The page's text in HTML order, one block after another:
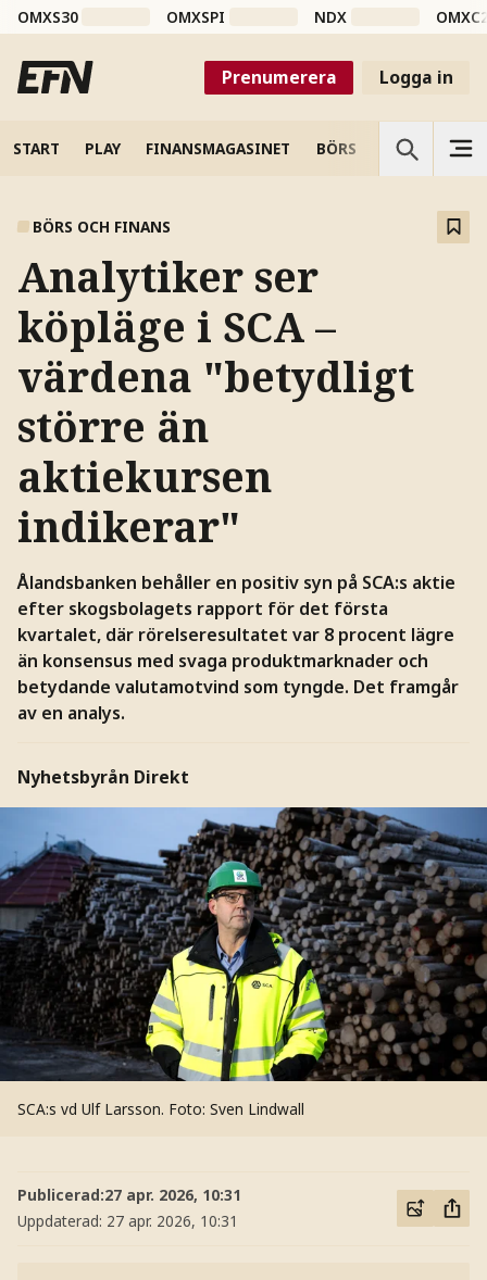
OMXS30 OMXSPI NDX
Prenumerera Logga in
START PLAY FINANSMAGASINET BÖRS VETENSKAP
BÖRS OCH FINANS
Analytiker ser
köpläge i SCA –
värdena "betydligt
större än
aktiekursen
indikerar"
Ålandsbanken behåller en positiv syn på SCA:s aktie
efter skogsbolagets rapport för det första
kvartalet, där rörelseresultatet var 8 procent lägre
än konsensus med svaga produktmarknader och
betydande valutamotvind som tyngde. Det framgår
av en analys.
Nyhetsbyrån Direkt
SCA:s vd Ulf Larsson. Foto: Sven Lindwall
Publicerad:27 apr. 2026, 10:31
Uppdaterad: 27 apr. 2026, 10:31